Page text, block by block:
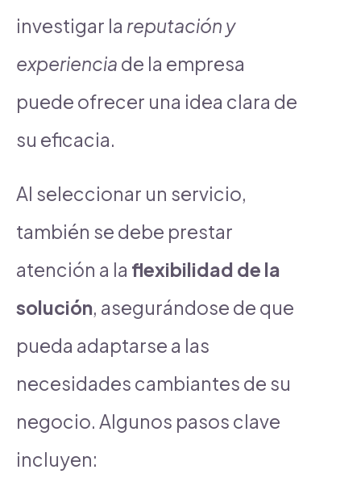
investigar la reputación y
experiencia de la empresa
puede ofrecer una idea clara de
su eficacia.
Al seleccionar un servicio,
también se debe prestar
atención a la flexibilidad de la
solución, asegurándose de que
pueda adaptarse a las
necesidades cambiantes de su
negocio. Algunos pasos clave
incluyen: